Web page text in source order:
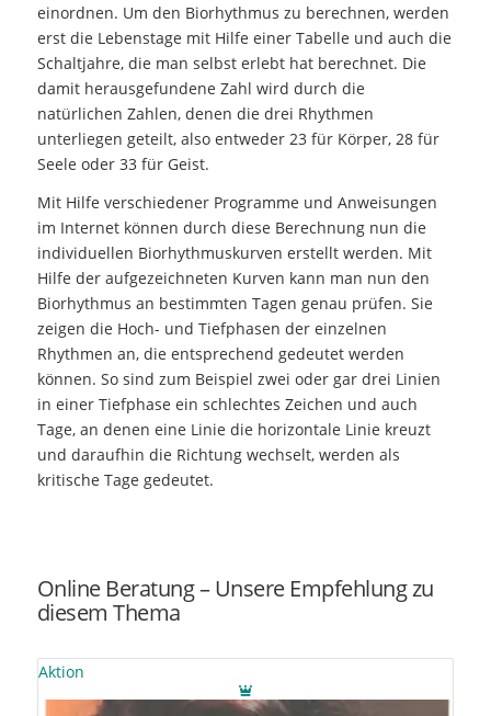
einordnen. Um den Biorhythmus zu berechnen, werden
erst die Lebenstage mit Hilfe einer Tabelle und auch die
Schaltjahre, die man selbst erlebt hat berechnet. Die
damit herausgefundene Zahl wird durch die
natürlichen Zahlen, denen die drei Rhythmen
unterliegen geteilt, also entweder 23 für Körper, 28 für
Seele oder 33 für Geist.
Mit Hilfe verschiedener Programme und Anweisungen
im Internet können durch diese Berechnung nun die
individuellen Biorhythmuskurven erstellt werden. Mit
Hilfe der aufgezeichneten Kurven kann man nun den
Biorhythmus an bestimmten Tagen genau prüfen. Sie
zeigen die Hoch- und Tiefphasen der einzelnen
Rhythmen an, die entsprechend gedeutet werden
können. So sind zum Beispiel zwei oder gar drei Linien
in einer Tiefphase ein schlechtes Zeichen und auch
Tage, an denen eine Linie die horizontale Linie kreuzt
und daraufhin die Richtung wechselt, werden als
kritische Tage gedeutet.
Online Beratung – Unsere Empfehlung zu
diesem Thema
Aktion